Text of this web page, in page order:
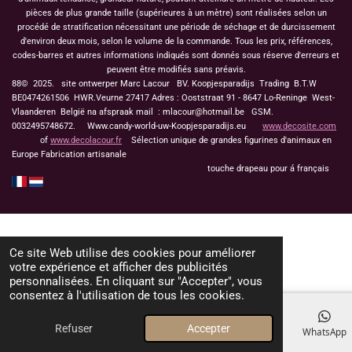
Ce site Web utilise des cookies pour améliorer
votre expérience et afficher des publicités
personnalisées. En cliquant sur "Accepter", vous
consentez à l'utilisation de tous les cookies.
Refuser Accepter
pièces de plus grande taille (supérieures à un mètre) sont réalisées selon un
procédé de stratification nécessitant une période de séchage et de durcissement
d'environ deux mois, selon le volume de la commande. Tous les prix, références,
codes-barres et autres informations indiqués sont donnés sous réserve d'erreurs et
peuvent être modifiés sans préavis.
88© 2025. site ontwerper Marc Lacour BV. Koopjesparadijs Trading B.T.W
BE0474261506 HWR.Veurne 27417 Adres : Ooststraat 91 - 8647 Lo-Reninge West-
Vlaanderen België na afspraak mail : mlacour@hotmail.be GSM.
0032495748672. Www.candy-world-uw-Koopjesparadijs.eu www.decosite.com
of www.decolacour.fr Sélection unique de grandes figurines d'animaux en
Europe Fabrication artisanale
touche drapeau pour á français
Téléphone Carte WhatsApp